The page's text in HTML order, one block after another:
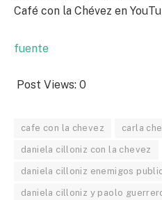
Café con la Chévez en
fuente
Post Views: 0
cafe con la chevez carla
daniela cilloniz con la chevez
daniela cilloniz enemigos
daniela cilloniz y paolo